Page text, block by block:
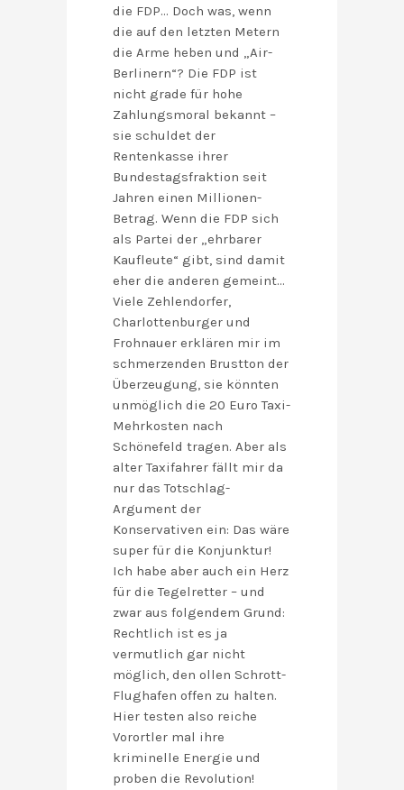
die FDP… Doch was, wenn
die auf den letzten Metern
die Arme heben und „Air-
Berlinern“? Die FDP ist
nicht grade für hohe
Zahlungsmoral bekannt –
sie schuldet der
Rentenkasse ihrer
Bundestagsfraktion seit
Jahren einen Millionen-
Betrag. Wenn die FDP sich
als Partei der „ehrbarer
Kaufleute“ gibt, sind damit
eher die anderen gemeint…
Viele Zehlendorfer,
Charlottenburger und
Frohnauer erklären mir im
schmerzenden Brustton der
Überzeugung, sie könnten
unmöglich die 20 Euro Taxi-
Mehrkosten nach
Schönefeld tragen. Aber als
alter Taxifahrer fällt mir da
nur das Totschlag-
Argument der
Konservativen ein: Das wäre
super für die Konjunktur!
Ich habe aber auch ein Herz
für die Tegelretter – und
zwar aus folgendem Grund:
Rechtlich ist es ja
vermutlich gar nicht
möglich, den ollen Schrott-
Flughafen offen zu halten.
Hier testen also reiche
Vorortler mal ihre
kriminelle Energie und
proben die Revolution!